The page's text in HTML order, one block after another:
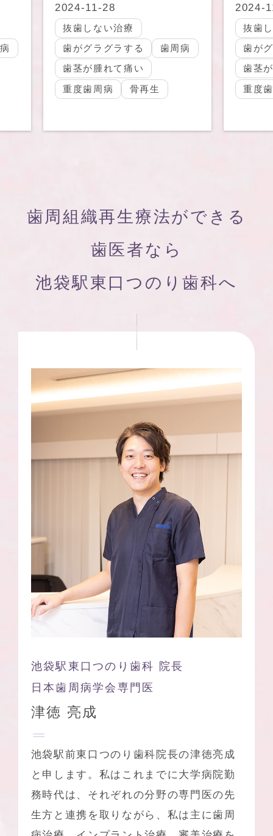
2024-11-28
抜歯しない治療
歯がグラグラする
歯茎が腫れて痛い
重度歯周病
歯周組織再生療法ができる
歯医者なら
池袋駅東口つのり歯科へ
池袋駅東口つのり歯科 院長
日本歯周病学会専門医
津徳 亮成
池袋駅前東口つのり歯科院長の津徳亮成
と申します。私はこれまでに大学病院勤
務時代は、それぞれの分野の専門医の先
生方と連携を取りながら、私は主に歯周